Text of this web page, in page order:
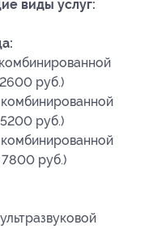
виды услуг:
руб.)
руб.)
7800 руб.)